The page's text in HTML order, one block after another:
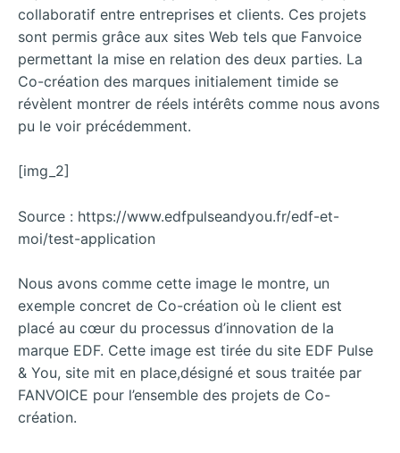
collaboratif entre entreprises et clients. Ces projets
sont permis grâce aux sites Web tels que Fanvoice
permettant la mise en relation des deux parties. La
Co-création des marques initialement timide se
révèlent montrer de réels intérêts comme nous avons
pu le voir précédemment.
[img_2]
Source : https://www.edfpulseandyou.fr/edf-et-
moi/test-application
Nous avons comme cette image le montre, un
exemple concret de Co-création où le client est
placé au cœur du processus d’innovation de la
marque EDF. Cette image est tirée du site EDF Pulse
& You, site mit en place,désigné et sous traitée par
FANVOICE pour l’ensemble des projets de Co-
création.